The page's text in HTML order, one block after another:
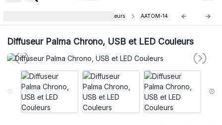
Diffuseurs Ultrasonique LED Couleurs AATOM-14
Diffuseur Palma Chrono, USB et LED Couleurs